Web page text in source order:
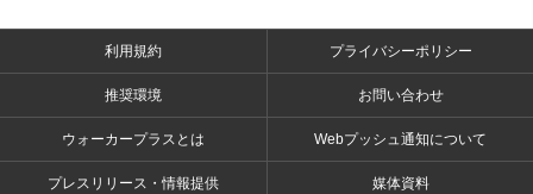
利用規約 プライバシーポリシー
推奨環境 お問い合わせ
ウォーカープラスとは Webプッシュ通知について
プレスリリース・情報提供 媒体資料